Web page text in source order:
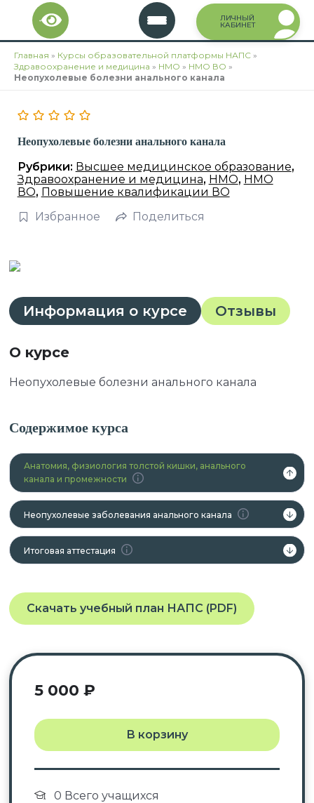
Перейти
содержимому
ЛИЧНЫЙ
КАБИНЕТ
Главная » Курсы образовательной платформы НАПС »
Здравоохранение и медицина » НМО » НМО ВО »
Неопухолевые болезни анального канала
Неопухолевые болезни анального канала
Рубрики: Высшее медицинское образование,
Здравоохранение и медицина, НМО, НМО
ВО, Повышение квалификации ВО
Избранное
Поделиться
Информация о курсе Отзывы
О курсе
Неопухолевые болезни анального канала
Содержимое курса
Анатомия, физиология толстой кишки, анального
канала и промежности
Неопухолевые заболевания анального канала
Итоговая аттестация
Скачать учебный план НАПС (PDF)
5 000 ₽
В корзину
0 Всего учащихся